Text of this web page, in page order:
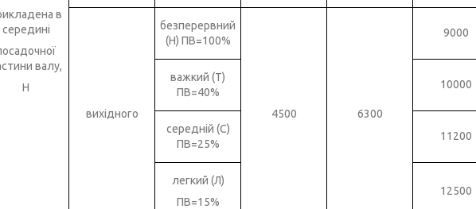
в
середині
валу,
Н
вихідного
безперервний
(Н) ПВ=100%
4500 6300
9000
важкий (Т)
ПВ=40%
10000
середній (С)
ПВ=25%
11200
легкий (Л)
ПВ=15%
12500